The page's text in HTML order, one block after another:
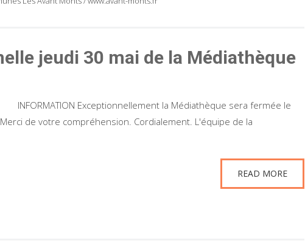
jeudi 30 mai de la Médiathèque
Exceptionnellement la Médiathèque sera fermée le
de votre compréhension. Cordialement. L'équipe de la
READ MORE